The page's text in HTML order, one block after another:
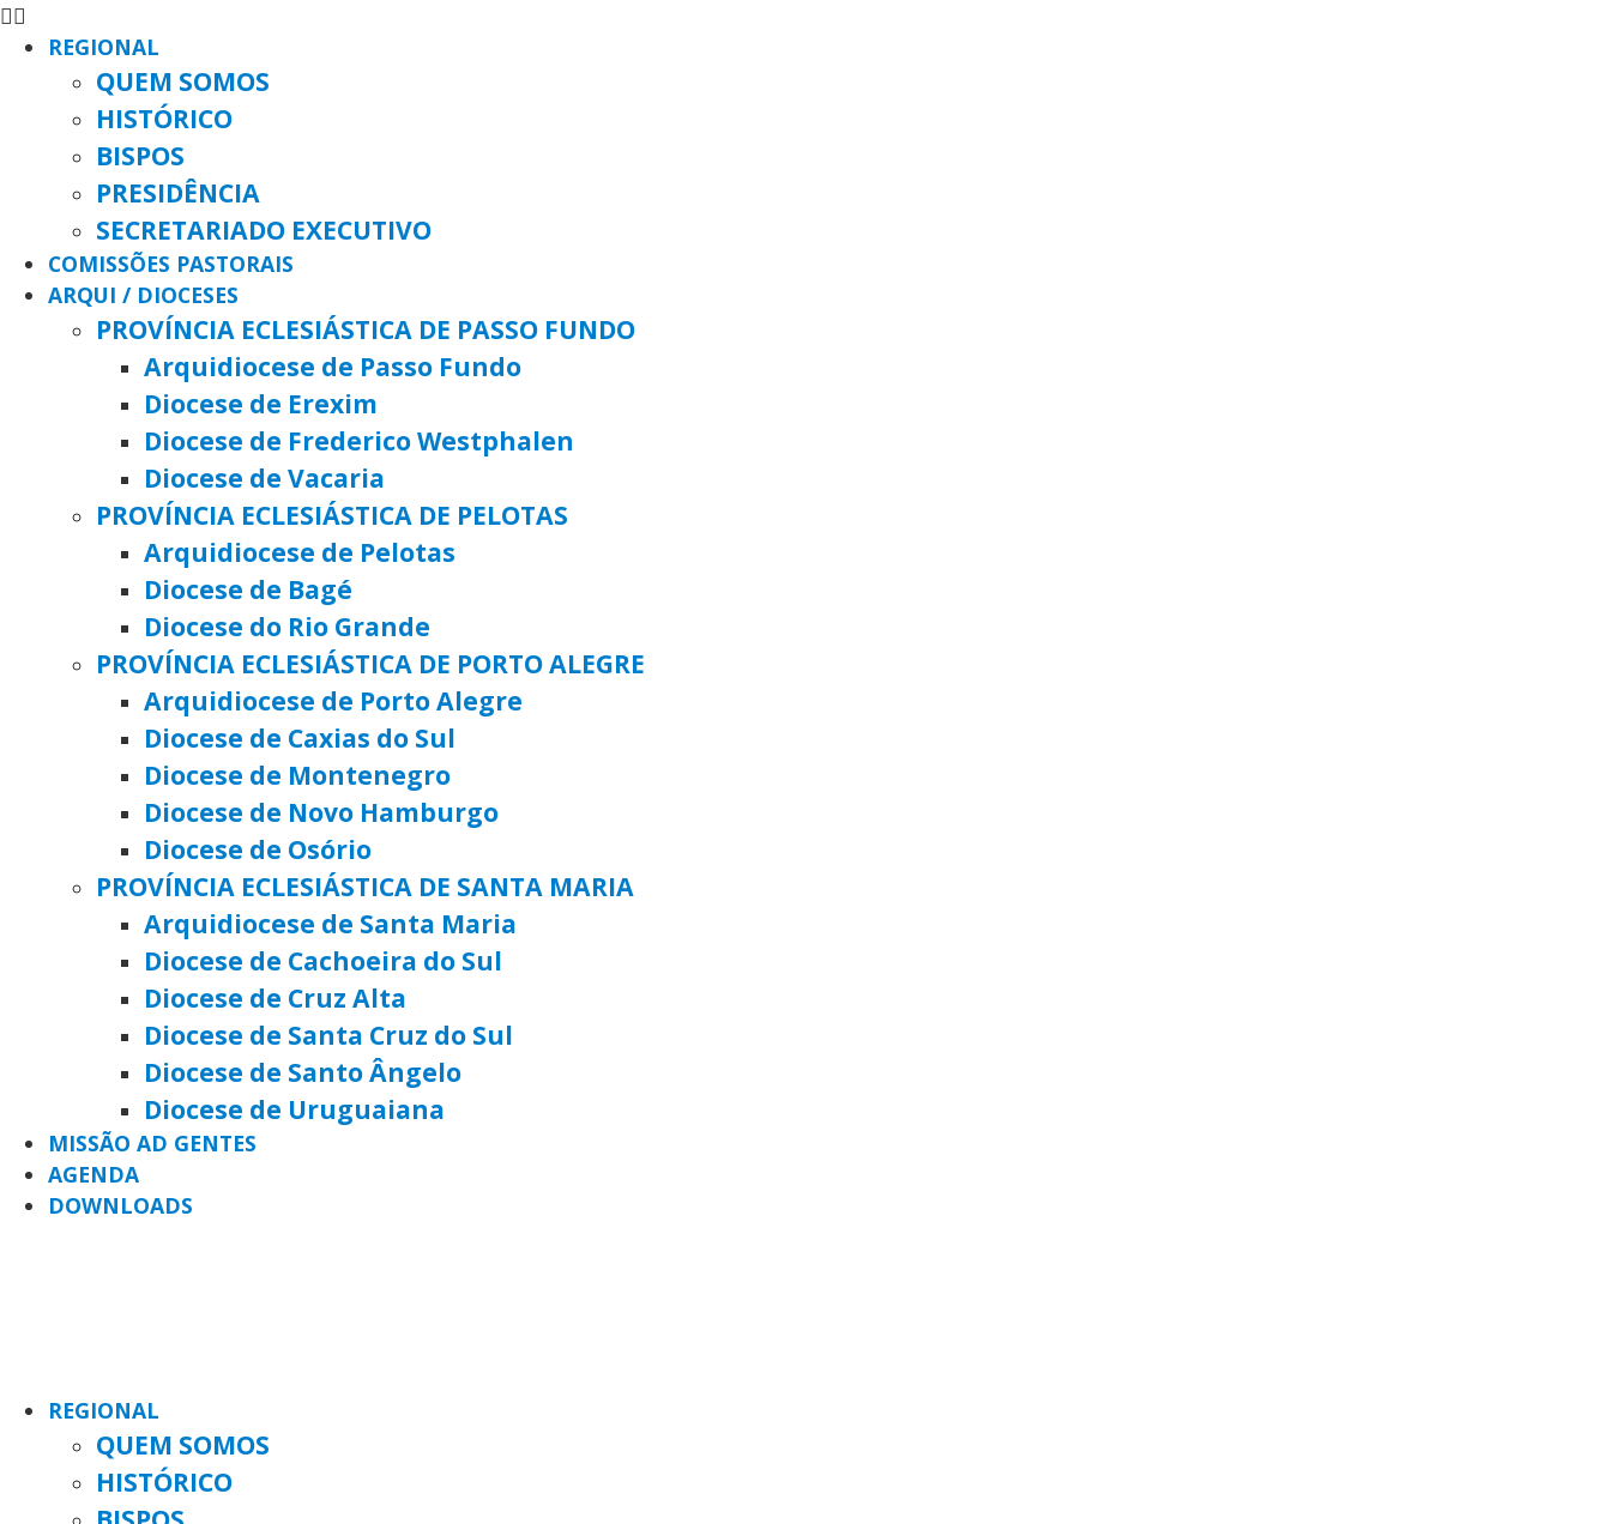
REGIONAL
QUEM SOMOS
HISTÓRICO
BISPOS
PRESIDÊNCIA
SECRETARIADO EXECUTIVO
COMISSÕES PASTORAIS
ARQUI / DIOCESES
PROVÍNCIA ECLESIÁSTICA DE PASSO FUNDO
Arquidiocese de Passo Fundo
Diocese de Erexim
Diocese de Frederico Westphalen
Diocese de Vacaria
PROVÍNCIA ECLESIÁSTICA DE PELOTAS
Arquidiocese de Pelotas
Diocese de Bagé
Diocese do Rio Grande
PROVÍNCIA ECLESIÁSTICA DE PORTO ALEGRE
Arquidiocese de Porto Alegre
Diocese de Caxias do Sul
Diocese de Montenegro
Diocese de Novo Hamburgo
Diocese de Osório
PROVÍNCIA ECLESIÁSTICA DE SANTA MARIA
Arquidiocese de Santa Maria
Diocese de Cachoeira do Sul
Diocese de Cruz Alta
Diocese de Santa Cruz do Sul
Diocese de Santo Ângelo
Diocese de Uruguaiana
MISSÃO AD GENTES
AGENDA
DOWNLOADS
REGIONAL
QUEM SOMOS
HISTÓRICO